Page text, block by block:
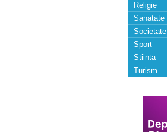
Religie
Sanatate
Societate
Sport
Stiinta
Turism